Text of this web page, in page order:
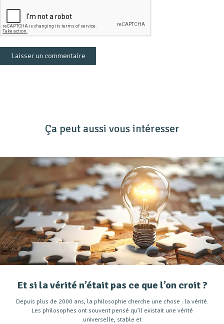
Ça peut aussi vous intéresser
Et si la vérité n’était pas ce que l’on croit ?
Depuis plus de 2000 ans, la philosophie cherche une chose : la vérité.
Les philosophes ont souvent pensé qu’il existait une vérité
universelle, stable et